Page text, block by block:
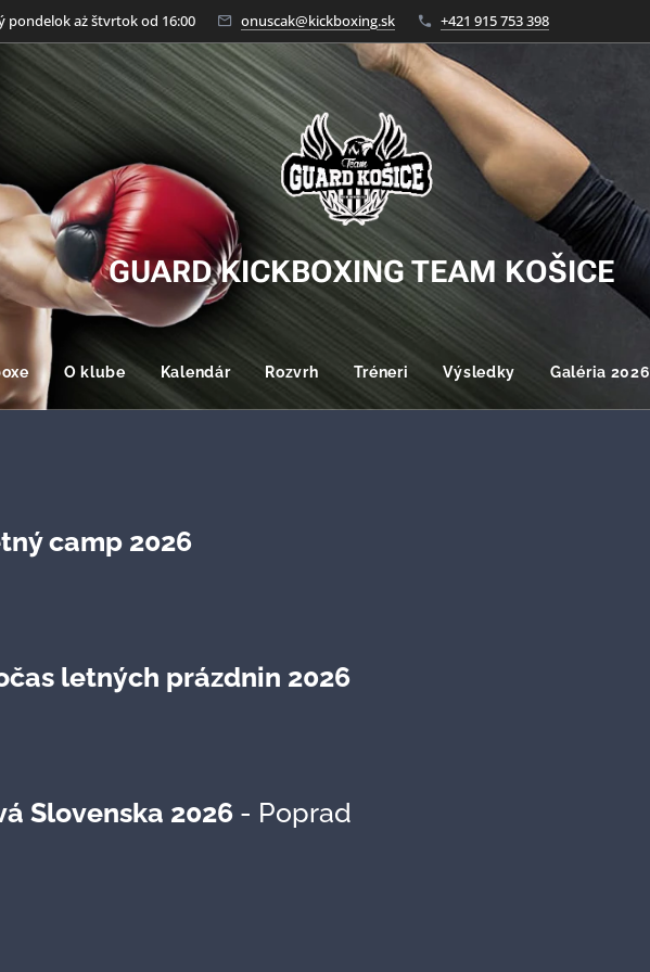
pondelok aż štvrtok od 16:00 onuscak@kickboxing.sk +421 915 753 398
GUARD KICKBOXING TEAM KOŠICE
O klube Kalendár Rozvrh Tréneri Výsledky Galéria 2026
camp 2026
letných prázdnin 2026
Slovenska 2026 - Poprad